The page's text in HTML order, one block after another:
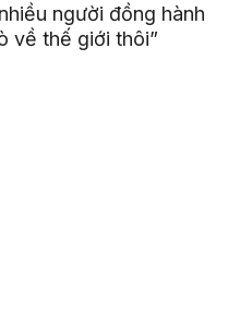
người đồng hành
về thế giới thôi”